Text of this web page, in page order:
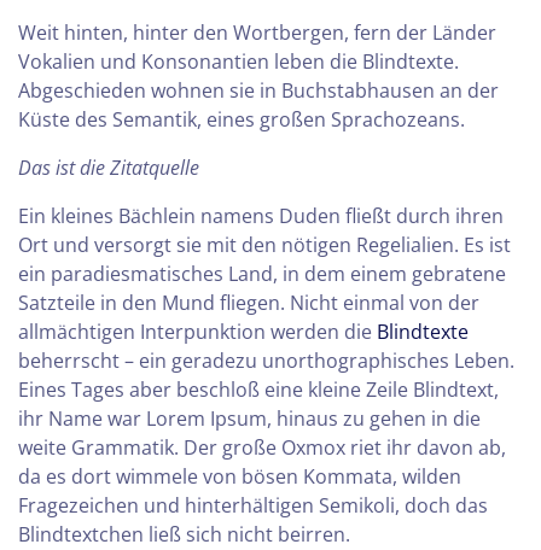
Weit hinten, hinter den Wortbergen, fern der Länder
Vokalien und Konsonantien leben die Blindtexte.
Abgeschieden wohnen sie in Buchstabhausen an der
Küste des Semantik, eines großen Sprachozeans.
Das ist die Zitatquelle
Ein kleines Bächlein namens Duden fließt durch ihren
Ort und versorgt sie mit den nötigen Regelialien. Es ist
ein paradiesmatisches Land, in dem einem gebratene
Satzteile in den Mund fliegen. Nicht einmal von der
allmächtigen Interpunktion werden die Blindtexte
beherrscht – ein geradezu unorthographisches Leben.
Eines Tages aber beschloß eine kleine Zeile Blindtext,
ihr Name war Lorem Ipsum, hinaus zu gehen in die
weite Grammatik. Der große Oxmox riet ihr davon ab,
da es dort wimmele von bösen Kommata, wilden
Fragezeichen und hinterhältigen Semikoli, doch das
Blindtextchen ließ sich nicht beirren.